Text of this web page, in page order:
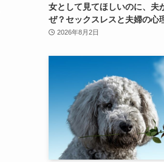
女として見てほしいのに、夫
ぜ？セックスレスと夫婦の心
2026年8月2日